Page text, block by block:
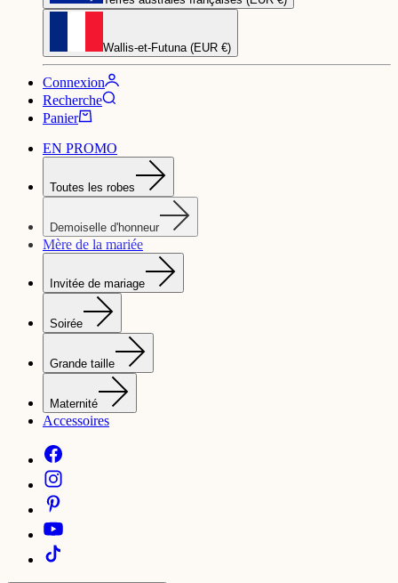
Wallis-et-Futuna (EUR €)
Connexion
Recherche
Panier
EN PROMO
Toutes les robes
Demoiselle d'honneur
Mère de la mariée
Invitée de mariage
Soirée
Grande taille
Maternité
Accessoires